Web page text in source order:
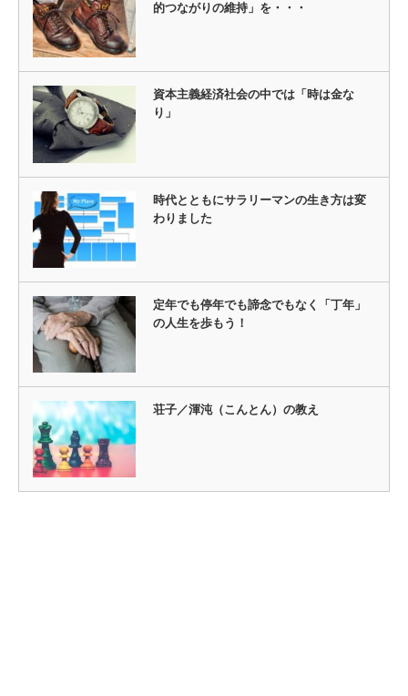
的つながりの維持」を・・・
資本主義経済社会の中では「時は金な
り」
時代とともにサラリーマンの生き方は変
わりました
定年でも停年でも諦念でもなく「丁年」
の人生を歩もう！
荘子／渾沌（こんとん）の教え